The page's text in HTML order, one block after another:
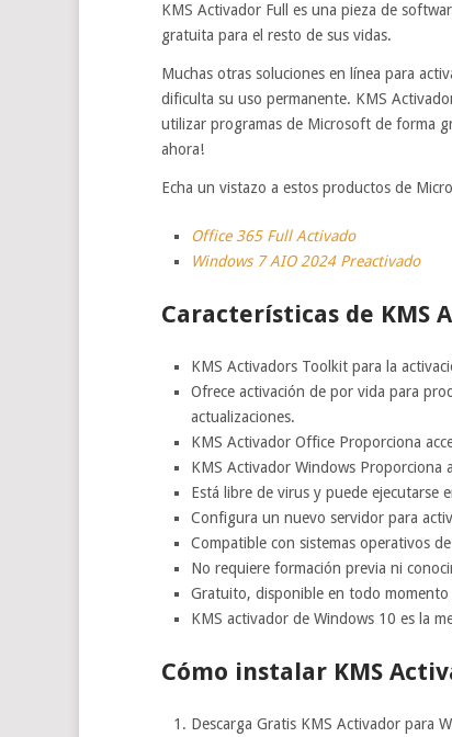
KMS Activador Full es una pieza de
gratuita para el resto de sus vidas.
Muchas otras soluciones en línea para
dificulta su uso permanente. KMS
utilizar programas de Microsoft de forma
ahora!
Echa un vistazo a estos productos de
Office 365 Full Activado
Windows 7 AIO 2024 Preactivado
Características de KMS
KMS Activadors Toolkit para la
Ofrece activación de por vida para
actualizaciones.
KMS Activador Office Proporciona
KMS Activador Windows Proporciona
Está libre de virus y puede ejecutarse
Configura un nuevo servidor para
Compatible con sistemas operativos
No requiere formación previa ni
Gratuito, disponible en todo momento
KMS activador de Windows 10 es la
Cómo instalar KMS
Descarga Gratis KMS Activador para